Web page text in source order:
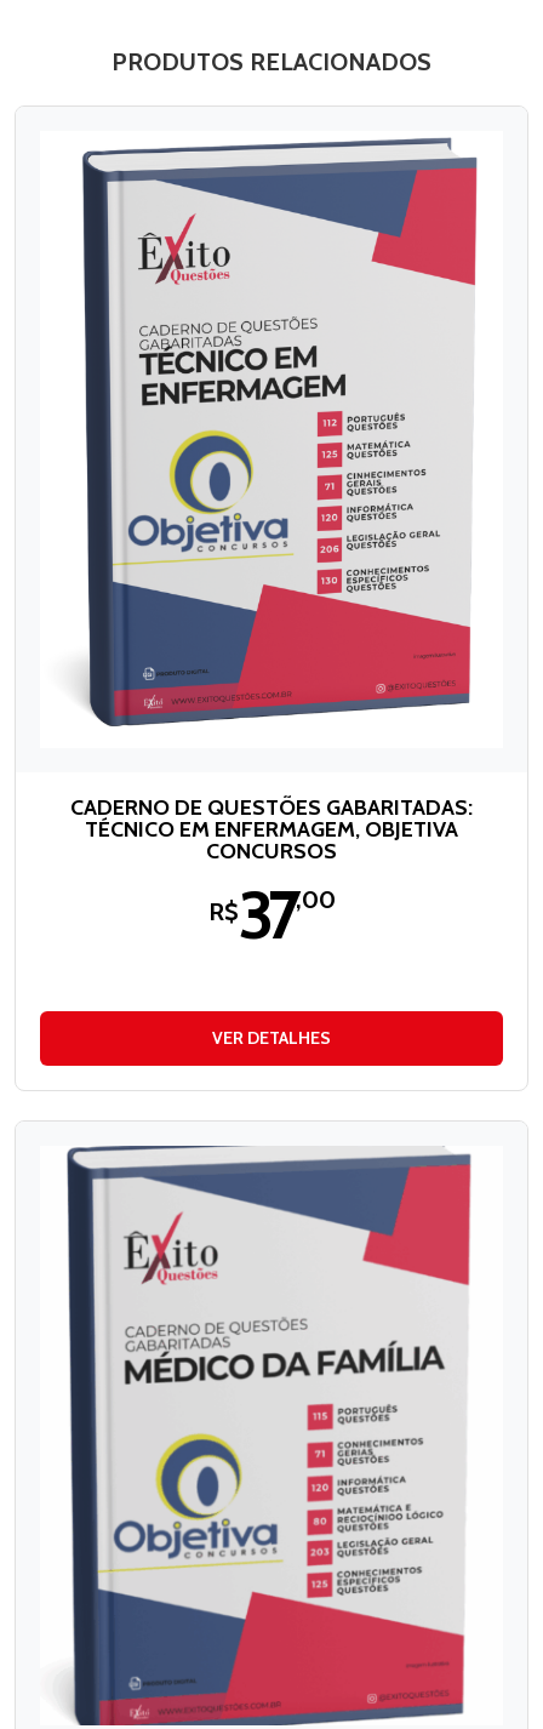
PRODUTOS RELACIONADOS
CADERNO DE QUESTÕES GABARITADAS:
TÉCNICO EM ENFERMAGEM, OBJETIVA
CONCURSOS
R$37,00
VER DETALHES